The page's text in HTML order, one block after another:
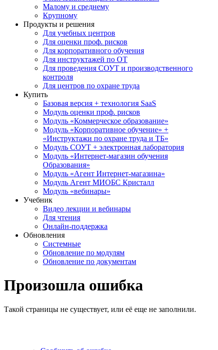
Малому и среднему
Крупному
Продукты и решения
Для учебных центров
Для оценки проф. рисков
Для корпоративного обучения
Для инструктажей по ОТ
Для проведения СОУТ и производственного
контроля
Для центров по охране труда
Купить
Базовая версия + технология SaaS
Модуль оценки проф. рисков
Модуль «Коммерческое образование»
Модуль «Корпоративное обучение» +
«Инструктажи по охране труда и ТБ»
Модуль СОУТ + электронная лаборатория
Модуль «Интернет-магазин обучения
Образования»
Модуль «Агент Интернет-магазина»
Модуль Агент МИОБС Кристалл
Модуль «вебинары»
Учебник
Видео лекции и вебинары
Для чтения
Онлайн-поддержка
Обновления
Системные
Обновление по модулям
Обновление по документам
Произошла ошибка
Такой страницы не существует, или её еще не заполнили.